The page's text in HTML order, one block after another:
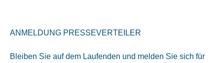
ANMELDUNG PRESSEVERTEILER
Bleiben Sie auf dem Laufenden und melden Sie sich für